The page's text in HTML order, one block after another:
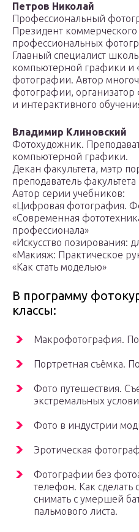
Петров Николай
Профессиональный
Президент
профессиональных
Главный специалист
компьютерной графики и
фотографии. Автор
фотографии, организатор
и интерактивного
Владимир Клиновский
Фотохудожник.
компьютерной графики.
Декан факультета, мэтр
преподаватель
Автор серии учебников:
«Цифровая фотография.
«Современная
профессионала»
«Искусство позирования:
«Макияж: Практическое
«Как стать моделью»
В программу
классы:
Макрофотография.
Портретная съёмка.
Фото путешествия.
экстремальных
Фото в индустрии
Эротическая
Фотографии без
телефон. Как сделать
снимать с умершей
пальмового листа.